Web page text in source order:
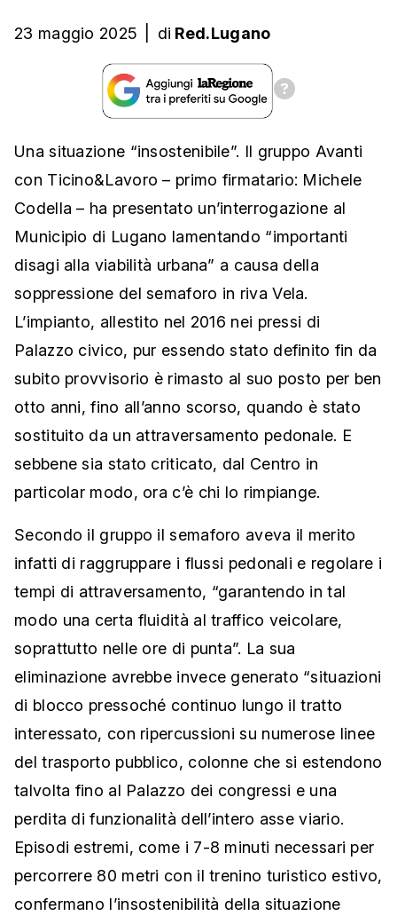
23 maggio 2025 di Red.Lugano
Una situazione “insostenibile”. Il gruppo Avanti
con Ticino&Lavoro – primo firmatario: Michele
Codella – ha presentato un’interrogazione al
Municipio di Lugano lamentando “importanti
disagi alla viabilità urbana” a causa della
soppressione del semaforo in riva Vela.
L’impianto, allestito nel 2016 nei pressi di
Palazzo civico, pur essendo stato definito fin da
subito provvisorio è rimasto al suo posto per ben
otto anni, fino all’anno scorso, quando è stato
sostituito da un attraversamento pedonale. E
sebbene sia stato criticato, dal Centro in
particolar modo, ora c’è chi lo rimpiange.
Secondo il gruppo il semaforo aveva il merito
infatti di raggruppare i flussi pedonali e regolare i
tempi di attraversamento, “garantendo in tal
modo una certa fluidità al traffico veicolare,
soprattutto nelle ore di punta”. La sua
eliminazione avrebbe invece generato “situazioni
di blocco pressoché continuo lungo il tratto
interessato, con ripercussioni su numerose linee
del trasporto pubblico, colonne che si estendono
talvolta fino al Palazzo dei congressi e una
perdita di funzionalità dell’intero asse viario.
Episodi estremi, come i 7-8 minuti necessari per
percorrere 80 metri con il trenino turistico estivo,
confermano l’insostenibilità della situazione